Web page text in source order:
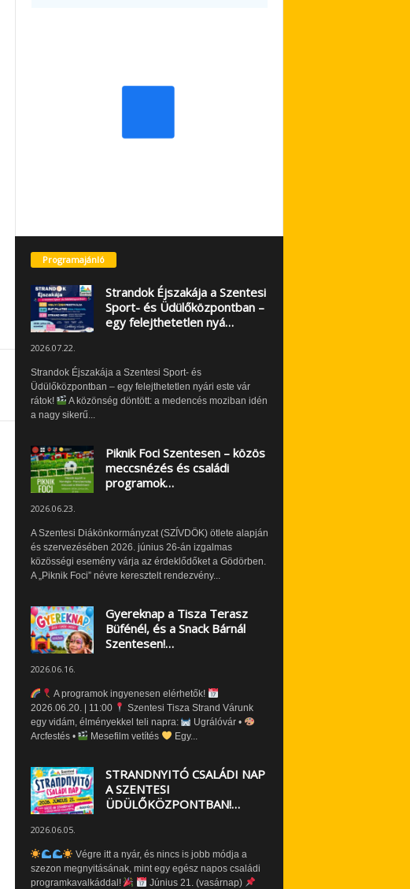
Programajánló
Strandok Éjszakája a Szentesi
Sport- és Üdülőközpontban –
egy felejthetetlen nyá…
2026.07.22.
Strandok Éjszakája a Szentesi Sport- és
Üdülőközpontban – egy felejthetetlen nyári este vár
rátok!
A közönség döntött: a medencés moziban idén
a nagy sikerű...
Piknik Foci Szentesen – közös
meccsnézés és családi
programok…
2026.06.23.
A Szentesi Diákönkormányzat (SZÍVDÖK) ötlete alapján
és szervezésében 2026. június 26-án izgalmas
közösségi esemény várja az érdeklődőket a Gödörben.
A „Piknik Foci” névre keresztelt rendezvény...
Gyereknap a Tisza Terasz
Büfénél, és a Snack Bárnál
Szentesen!…
2026.06.16.
A programok ingyenesen elérhetők!
2026.06.20. | 11:00
Szentesi Tisza Strand Várunk
egy vidám, élményekkel teli napra:
Ugrálóvár •
Arcfestés •
Mesefilm vetítés Egy...
STRANDNYITÓ CSALÁDI NAP
A SZENTESI
ÜDÜLŐKÖZPONTBAN!…
2026.06.05.
Végre itt a nyár, és nincs is jobb módja a
szezon megnyitásának, mint egy egész napos családi
programkavalkáddal!
Június 21. (vasárnap)